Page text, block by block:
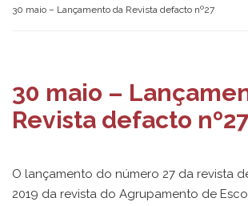
30 maio – Lançamento da Revista defacto nº27
30 maio –
Revista defacto
O lançamento do número 27 da revista
2019 da revista do Agrupamento de